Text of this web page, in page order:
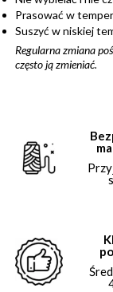
Prasować w
Suszyć w niskiej
Regularna zmiana
często ją zmieniać.